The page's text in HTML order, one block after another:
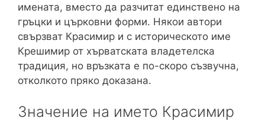
имената, вместо да разчитат единствено на
гръцки и църковни форми. Някои автори
свързват Красимир и с историческото име
Крешимир от хърватската владетелска
традиция, но връзката е по-скоро съзвучна,
отколкото пряко доказана.
Значение на името Красимир